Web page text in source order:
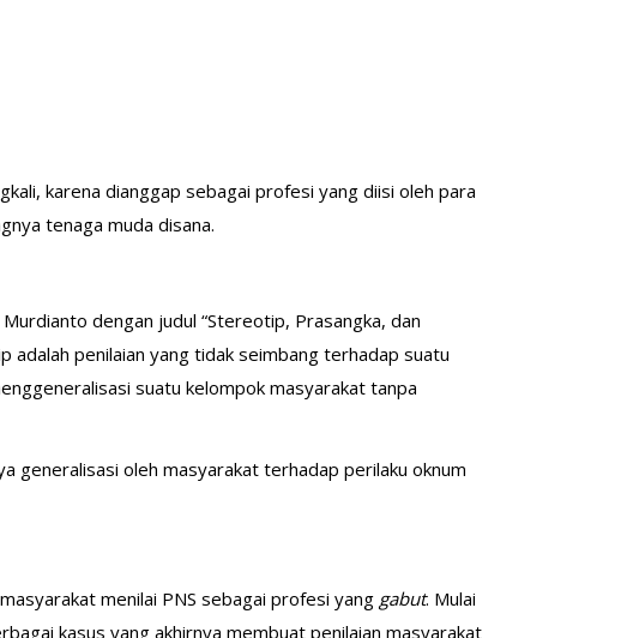
karena dianggap sebagai profesi yang diisi oleh para
tenaga muda disana.
dengan judul “Stereotip, Prasangka, dan
adalah penilaian yang tidak seimbang terhadap suatu
suatu kelompok masyarakat tanpa
generalisasi oleh masyarakat terhadap perilaku oknum
menilai PNS sebagai profesi yang gabut. Mulai
kasus yang akhirnya membuat penilaian masyarakat